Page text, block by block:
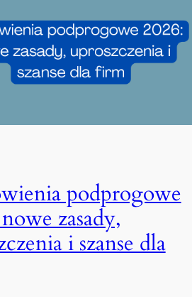
podprogowe
zasady,
i szanse dla